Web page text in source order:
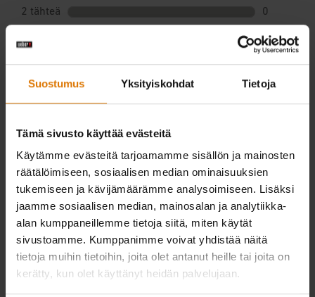
Suostumus Yksityiskohdat Tietoja
Tämä sivusto käyttää evästeitä
Käytämme evästeitä tarjoamamme sisällön ja mainosten
räätälöimiseen, sosiaalisen median ominaisuuksien
tukemiseen ja kävijämäärämme analysoimiseen. Lisäksi
jaamme sosiaalisen median, mainosalan ja analytiikka-
alan kumppaneillemme tietoja siitä, miten käytät
sivustoamme. Kumppanimme voivat yhdistää näitä
tietoja muihin tietoihin, joita olet antanut heille tai joita on
kerätty, kun olet käyttänyt heidän palvelujaan.